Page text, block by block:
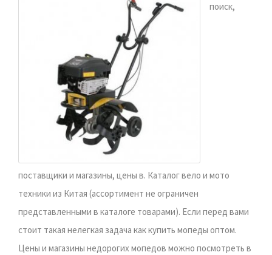
поиск,
поставщики и магазины, цены в. Каталог вело и мото
техники из Китая (ассортимент не ограничен
представленными в каталоге товарами). Если перед вами
стоит такая нелегкая задача как купить мопеды оптом.
Цены и магазины недорогих мопедов можно посмотреть в